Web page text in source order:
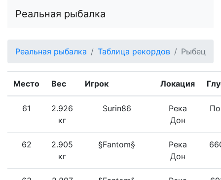
Реальная рыбалка
Реальная рыбалка Таблица рекордов Рыбец
Место Вес Игрок Локация
61
2.926
кг
Surin86
Река
Дон
62
2.905
кг
§Fantom§
Река
Дон